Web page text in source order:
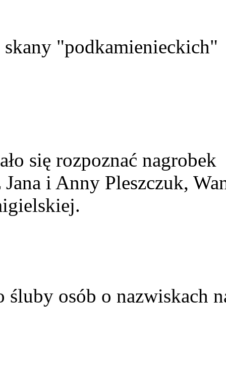
"podkamienieckich"
się rozpoznać nagrobek
i Anny Pleszczuk,
śluby osób o nazwiskach